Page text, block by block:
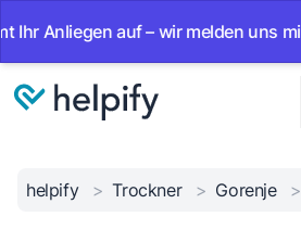
auf – wir melden uns mit der
helpify > Trockner > Gorenje >